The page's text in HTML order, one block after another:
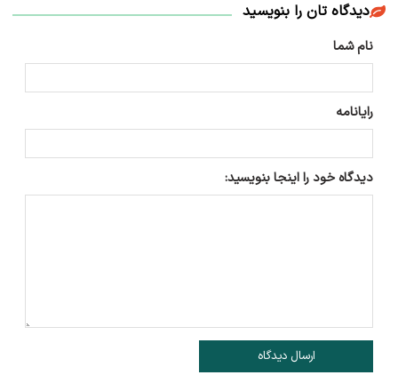
دیدگاه تان را بنویسید
نام شما
رایانامه
دیدگاه خود را اینجا بنویسید:
ارسال دیدگاه